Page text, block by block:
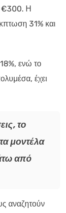
€300. Η
31% και
ενώ το
έχει
το
μοντέλα
από
αναζητούν